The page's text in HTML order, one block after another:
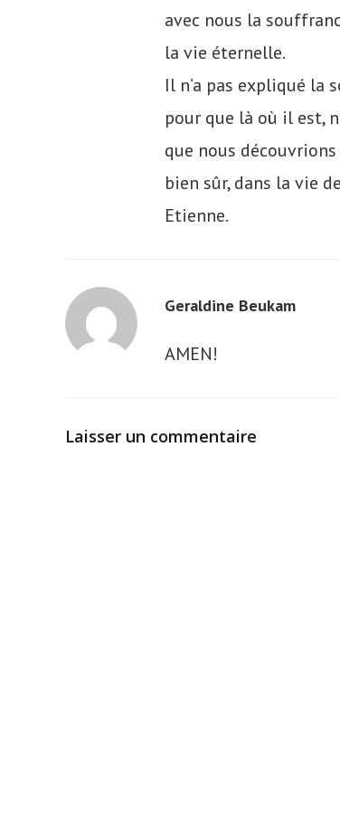
avec nous la
la vie éternelle.
Il n’a pas expliqué
pour que là où il est,
que nous
bien sûr, dans la vie
Etienne.
Geraldine Beukam
AMEN!
Laisser un commentaire